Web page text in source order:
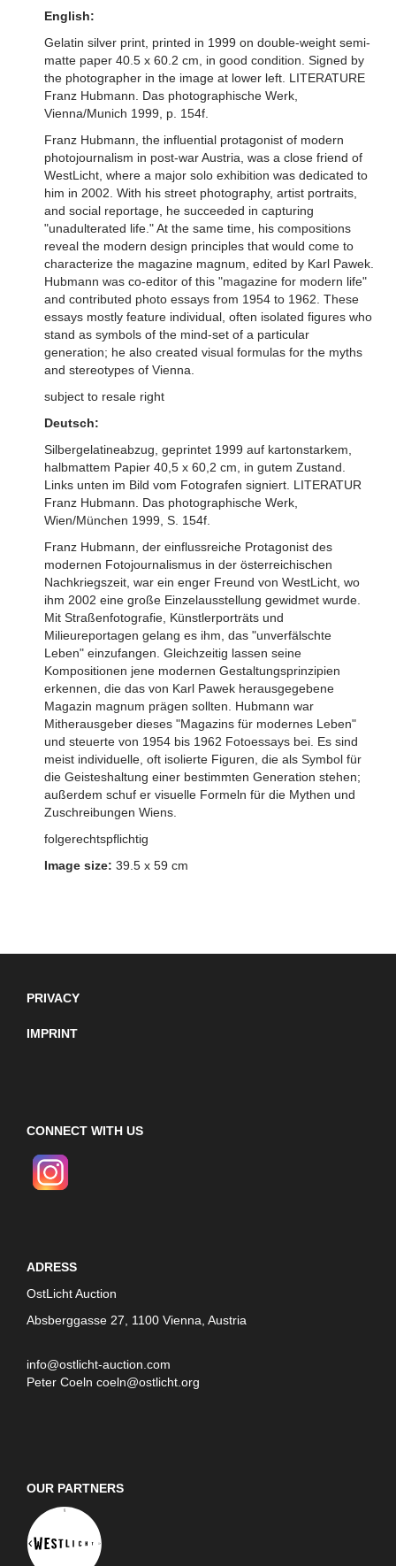
English:
Gelatin silver print, printed in 1999 on double-weight semi-
matte paper 40.5 x 60.2 cm, in good condition. Signed by
the photographer in the image at lower left. LITERATURE
Franz Hubmann. Das photographische Werk,
Vienna/Munich 1999, p. 154f.
Franz Hubmann, the influential protagonist of modern
photojournalism in post-war Austria, was a close friend of
WestLicht, where a major solo exhibition was dedicated to
him in 2002. With his street photography, artist portraits,
and social reportage, he succeeded in capturing
"unadulterated life." At the same time, his compositions
reveal the modern design principles that would come to
characterize the magazine magnum, edited by Karl Pawek.
Hubmann was co-editor of this "magazine for modern life"
and contributed photo essays from 1954 to 1962. These
essays mostly feature individual, often isolated figures who
stand as symbols of the mind-set of a particular
generation; he also created visual formulas for the myths
and stereotypes of Vienna.
subject to resale right
Deutsch:
Silbergelatineabzug, geprintet 1999 auf kartonstarkem,
halbmattem Papier 40,5 x 60,2 cm, in gutem Zustand.
Links unten im Bild vom Fotografen signiert. LITERATUR
Franz Hubmann. Das photographische Werk,
Wien/München 1999, S. 154f.
Franz Hubmann, der einflussreiche Protagonist des
modernen Fotojournalismus in der österreichischen
Nachkriegszeit, war ein enger Freund von WestLicht, wo
ihm 2002 eine große Einzelausstellung gewidmet wurde.
Mit Straßenfotografie, Künstlerporträts und
Milieureportagen gelang es ihm, das "unverfälschte
Leben" einzufangen. Gleichzeitig lassen seine
Kompositionen jene modernen Gestaltungsprinzipien
erkennen, die das von Karl Pawek herausgegebene
Magazin magnum prägen sollten. Hubmann war
Mitherausgeber dieses "Magazins für modernes Leben"
und steuerte von 1954 bis 1962 Fotoessays bei. Es sind
meist individuelle, oft isolierte Figuren, die als Symbol für
die Geisteshaltung einer bestimmten Generation stehen;
außerdem schuf er visuelle Formeln für die Mythen und
Zuschreibungen Wiens.
folgerechtspflichtig
Image size: 39.5 x 59 cm
PRIVACY
IMPRINT
CONNECT WITH US
ADRESS
OstLicht Auction
Absberggasse 27, 1100 Vienna, Austria
info@ostlicht-auction.com
Peter Coeln coeln@ostlicht.org
OUR PARTNERS